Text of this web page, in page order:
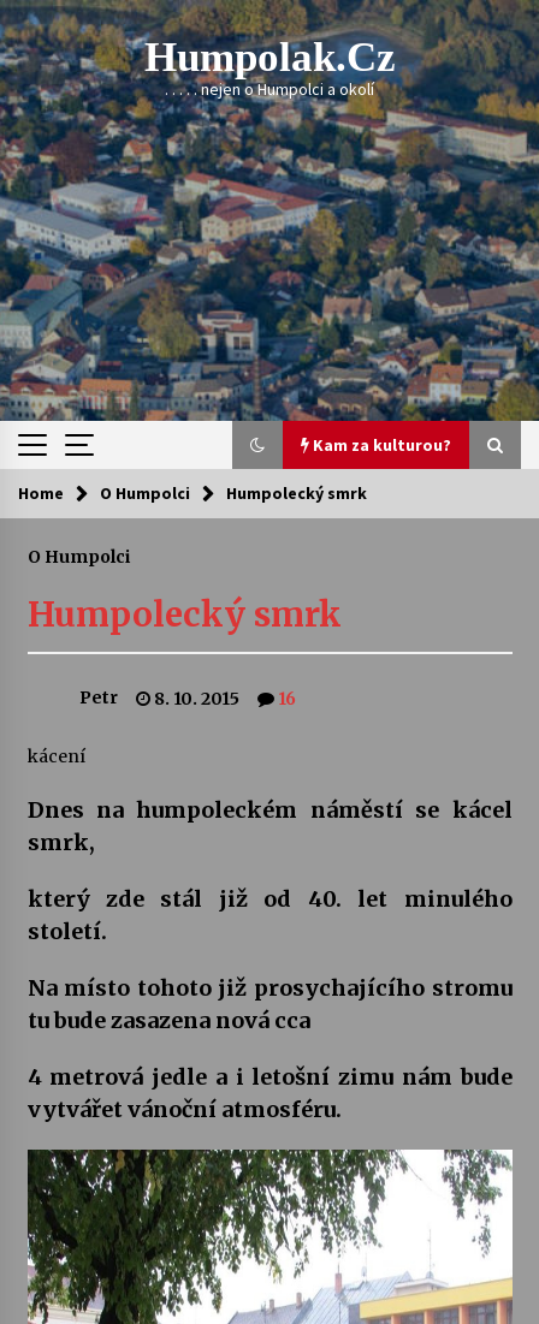
Skip
to
content
Humpolak.cz
. . . . . nejen o Humpolci a okolí
Kam za kulturou?
Kam za kulturou?
10. 8. 2026
Letní koncerty ve Stromovce: Ars Camerata a
Sukuba Ensemble
Vernisáž výstavy Josefíny Duškové: Stávám se
kapkou
Veselí muzikanti
Pozvánka na integrační festival Quijotova
28. 7. 2026
Jenakaši
28. 7. 2026
Votavžatský ploty
23. 7. 2026
Home O Humpolci Humpolecký smrk
O Humpolci
Humpolecký smrk
Petr 8. 10. 2015 16
kácení
Dnes na humpoleckém náměstí se kácel
smrk,
který zde stál již od 40. let minulého
století.
Na místo tohoto již prosychajícího stromu
tu bude zasazena nová cca
4 metrová jedle a i letošní zimu nám bude
vytvářet vánoční atmosféru.